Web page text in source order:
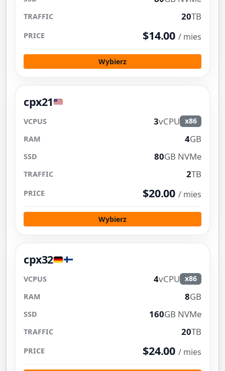
20TB
$14.00 / mies
Wybierz
cpx21
3vCPU x86
4GB
80GB NVMe
2TB
$20.00 / mies
Wybierz
cpx32
4vCPU x86
8GB
160GB NVMe
20TB
$24.00 / mies